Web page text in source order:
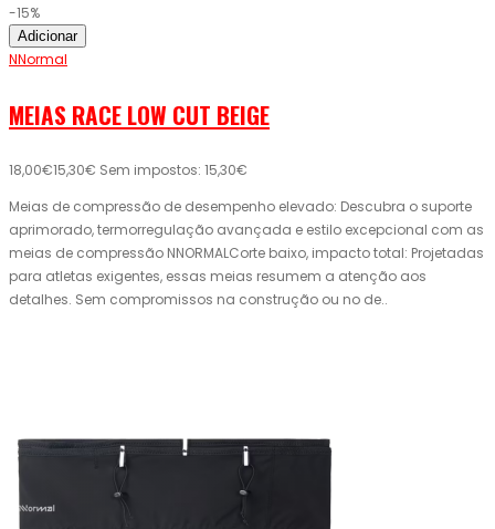
-15%
Adicionar
NNormal
MEIAS RACE LOW CUT BEIGE
18,00€15,30€ Sem impostos: 15,30€
Meias de compressão de desempenho elevado: Descubra o suporte
aprimorado, termorregulação avançada e estilo excepcional com as
meias de compressão NNORMALCorte baixo, impacto total: Projetadas
para atletas exigentes, essas meias resumem a atenção aos
detalhes. Sem compromissos na construção ou no de..